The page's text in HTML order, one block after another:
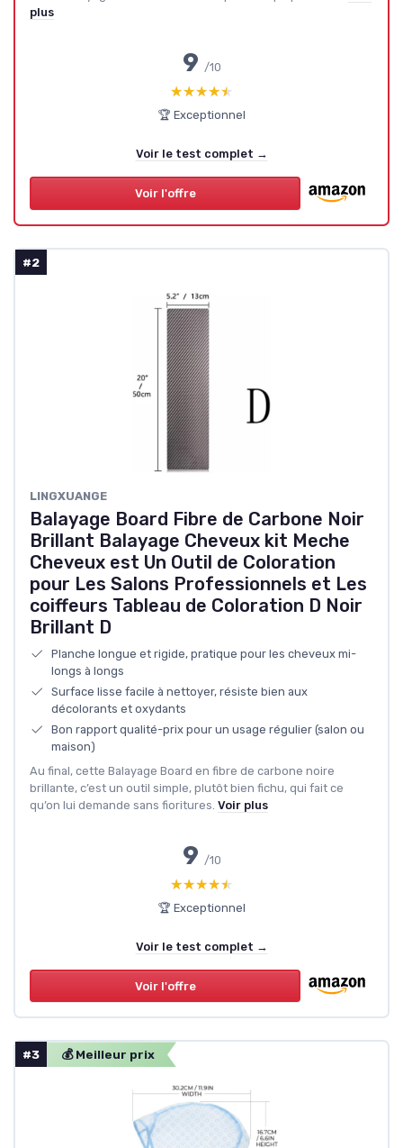
plus
9 /10
★★★★★
★★★★★
🏆 Exceptionnel
Voir le test complet →
Voir l'offre
#2
‎LINGXUANGE
Balayage Board Fibre de Carbone Noir
Brillant Balayage Cheveux kit Meche
Cheveux est Un Outil de Coloration
pour Les Salons Professionnels et Les
coiffeurs Tableau de Coloration D Noir
Brillant D
Planche longue et rigide, pratique pour les cheveux mi-
longs à longs
Surface lisse facile à nettoyer, résiste bien aux
décolorants et oxydants
Bon rapport qualité-prix pour un usage régulier (salon ou
maison)
Au final, cette Balayage Board en fibre de carbone noire
brillante, c’est un outil simple, plutôt bien fichu, qui fait ce
qu’on lui demande sans fioritures. Voir plus
9 /10
★★★★★
★★★★★
🏆 Exceptionnel
Voir le test complet →
Voir l'offre
#3 💰 Meilleur prix